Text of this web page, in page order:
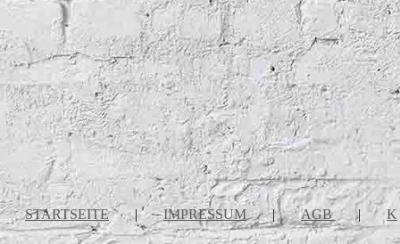
STARTSEITE | IMPRESSUM | AGB | K